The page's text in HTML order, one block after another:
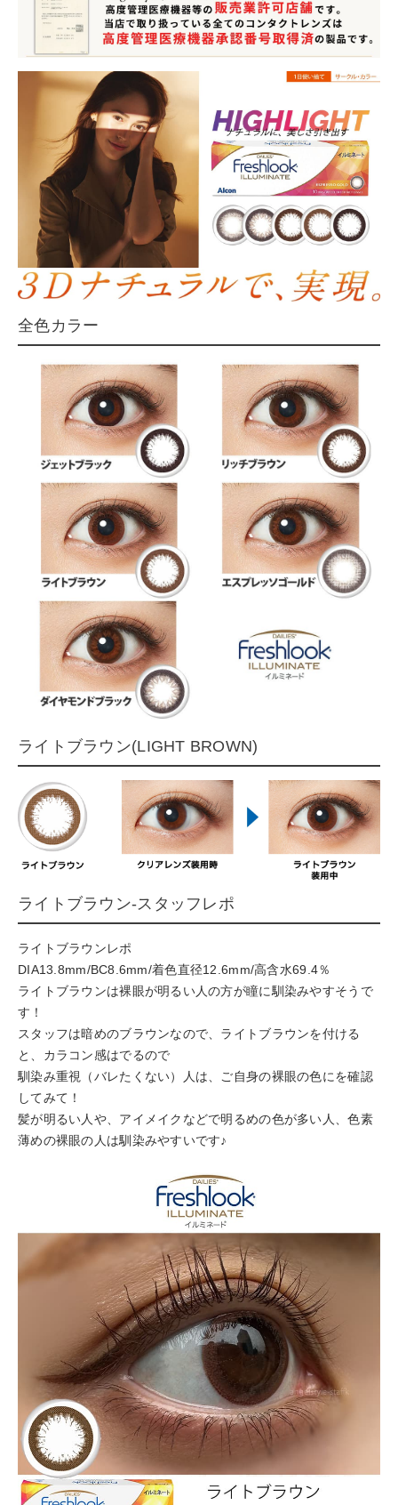
全色カラー
ライトブラウン(LIGHT BROWN)
ライトブラウン-スタッフレポ
ライトブラウンレポ
DIA13.8mm/BC8.6mm/着色直径12.6mm/高含水69.4％
ライトブラウンは裸眼が明るい人の方が瞳に馴染みやすそうで
す！
スタッフは暗めのブラウンなので、ライトブラウンを付ける
と、カラコン感はでるので
馴染み重視（バレたくない）人は、ご自身の裸眼の色にを確認
してみて！
髪が明るい人や、アイメイクなどで明るめの色が多い人、色素
薄めの裸眼の人は馴染みやすいです♪